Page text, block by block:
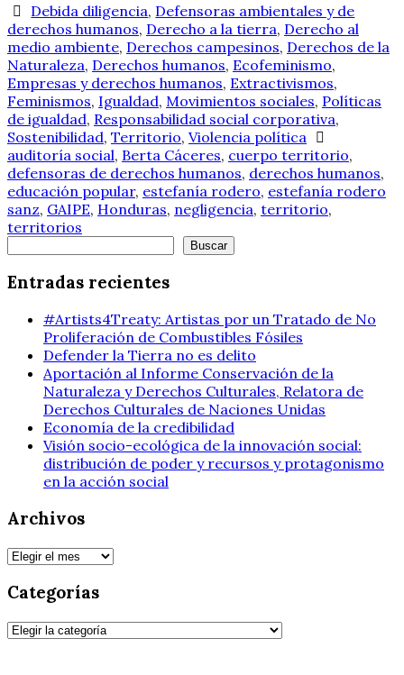
Debida diligencia, Defensoras ambientales y de
derechos humanos, Derecho a la tierra, Derecho al
medio ambiente, Derechos campesinos, Derechos de la
Naturaleza, Derechos humanos, Ecofeminismo,
Empresas y derechos humanos, Extractivismos,
Feminismos, Igualdad, Movimientos sociales, Políticas
de igualdad, Responsabilidad social corporativa,
Sostenibilidad, Territorio, Violencia política
auditoría social, Berta Cáceres, cuerpo territorio,
defensoras de derechos humanos, derechos humanos,
educación popular, estefanía rodero, estefanía rodero
sanz, GAIPE, Honduras, negligencia, territorio,
territorios
Buscar
Entradas recientes
#Artists4Treaty: Artistas por un Tratado de No
Proliferación de Combustibles Fósiles
Defender la Tierra no es delito
Aportación al Informe Conservación de la
Naturaleza y Derechos Culturales, Relatora de
Derechos Culturales de Naciones Unidas
Economía de la credibilidad
Visión socio-ecológica de la innovación social:
distribución de poder y recursos y protagonismo
en la acción social
Archivos
Archivos
Categorías
Categorías